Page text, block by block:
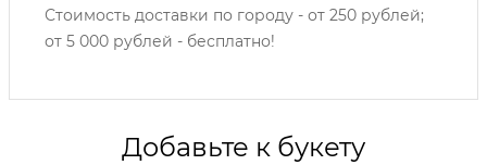
Стоимость доставки по городу - от 250 рублей;
от 5 000 рублей - бесплатно!
Добавьте к букету